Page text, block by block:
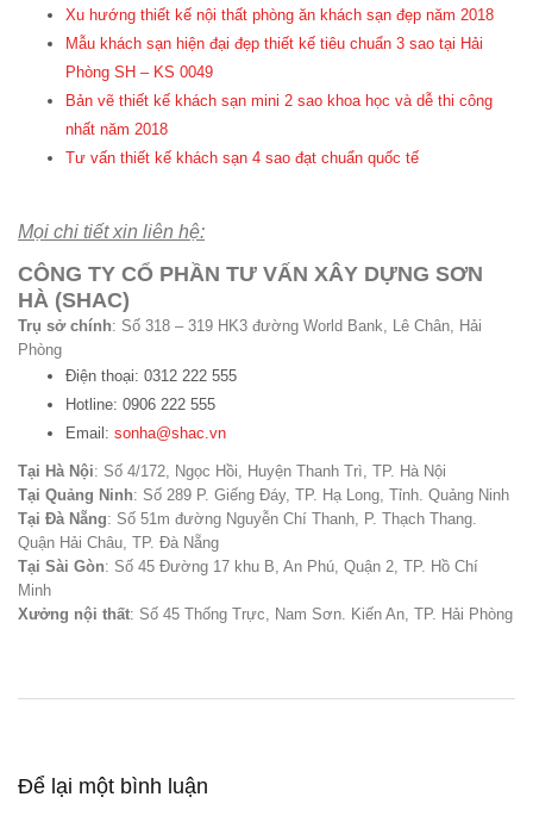
Xu hướng thiết kế nội thất phòng ăn khách sạn đẹp năm 2018
Mẫu khách sạn hiện đại đẹp thiết kế tiêu chuẩn 3 sao tại Hải
Phòng SH – KS 0049
Bản vẽ thiết kế khách sạn mini 2 sao khoa học và dễ thi công
nhất năm 2018
Tư vấn thiết kế khách sạn 4 sao đạt chuẩn quốc tế
Mọi chi tiết xin liên hệ:
CÔNG TY CỔ PHẦN TƯ VẤN XÂY DỰNG SƠN
HÀ (SHAC)
Trụ sở chính: Số 318 – 319 HK3 đường World Bank, Lê Chân, Hải
Phòng
Điện thoại: 0312 222 555
Hotline: 0906 222 555
Email: sonha@shac.vn
Tại Hà Nội: Số 4/172, Ngọc Hồi, Huyện Thanh Trì, TP. Hà Nội
Tại Quảng Ninh: Số 289 P. Giếng Đáy, TP. Hạ Long, Tỉnh. Quảng Ninh
Tại Đà Nẵng: Số 51m đường Nguyễn Chí Thanh, P. Thạch Thang.
Quận Hải Châu, TP. Đà Nẵng
Tại Sài Gòn: Số 45 Đường 17 khu B, An Phú, Quận 2, TP. Hồ Chí
Minh
Xưởng nội thất: Số 45 Thống Trực, Nam Sơn. Kiến An, TP. Hải Phòng
Để lại một bình luận